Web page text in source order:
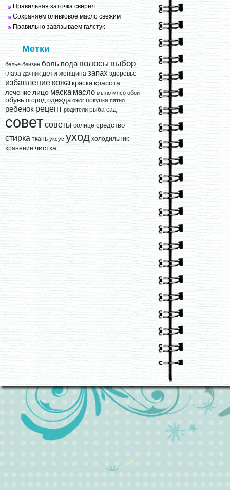
Правильная заточка сверел
Сохраняем оливковое масло свежим
Правильно завязываем галстук
Метки
белье бензин боль вода волосы выбор
глаза дачник дети женщина запах здоровье
избавление кожа краска красота
лечение лицо маска масло мыло мясо обои
обувь огород одежда ожог покупка пятно
ребенок рецепт родители рыба сад
советсоветы солнце средство
стирка ткань уксус уход холодильник
хранение чистка